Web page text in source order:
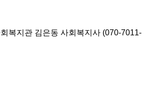
복지관 김은동 사회복지사 (070-7011-